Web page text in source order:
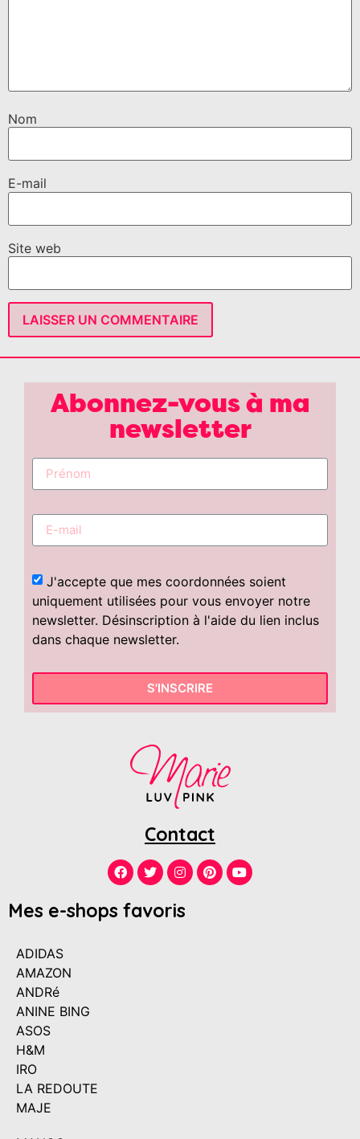
Nom
E-mail
Site web
Abonnez-vous à ma
newsletter
J'accepte que mes coordonnées soient
uniquement utilisées pour vous envoyer notre
newsletter. Désinscription à l'aide du lien inclus
dans chaque newsletter.
S'INSCRIRE
Contact
Mes e-shops favoris
ADIDAS
AMAZON
ANDRé
ANINE BING
ASOS
H&M
IRO
LA REDOUTE
MAJE